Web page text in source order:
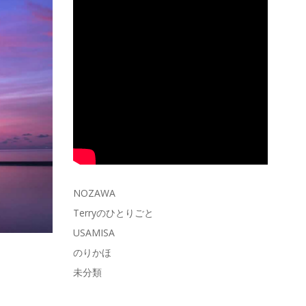
NOZAWA
Terryのひとりごと
USAMISA
のりかほ
未分類